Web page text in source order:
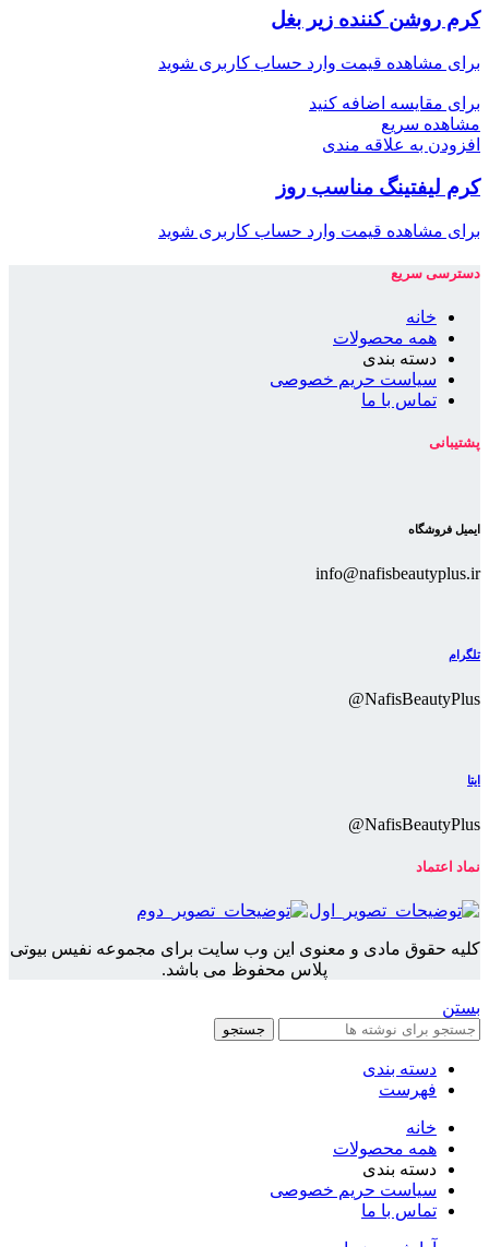
کرم روشن‌ کننده زیر بغل
برای مشاهده قیمت وارد حساب کاربری شوید
برای مقایسه اضافه کنید
مشاهده سریع
افزودن به علاقه مندی
کرم لیفتینگ مناسب روز
برای مشاهده قیمت وارد حساب کاربری شوید
دسترسی سریع
خانه
همه محصولات
دسته بندی
سیاست حریم خصوصی
تماس با ما
پشتیبانی
ایمیل فروشگاه
info@nafisbeautyplus.ir
تلگرام
NafisBeautyPlus@
ایتا
NafisBeautyPlus@
نماد اعتماد
کلیه حقوق مادی و معنوی این وب سایت برای مجموعه نفیس بیوتی
پلاس محفوظ می باشد.
بستن
جستجو
دسته بندی
فهرست
خانه
همه محصولات
دسته بندی
سیاست حریم خصوصی
تماس با ما